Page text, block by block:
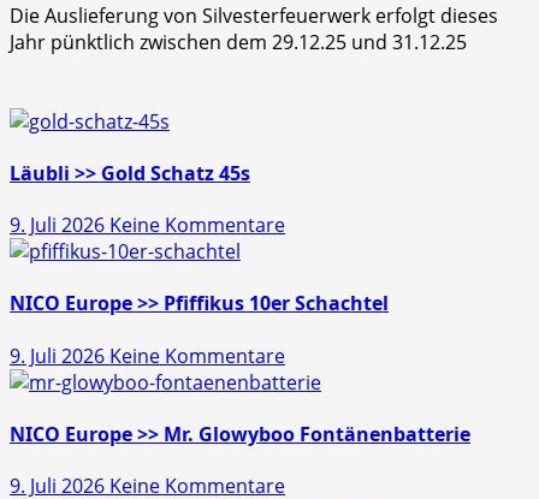
Die Auslieferung von Silvesterfeuerwerk erfolgt dieses
Jahr pünktlich zwischen dem 29.12.25 und 31.12.25
Läubli >> Gold Schatz 45s
9. Juli 2026 Keine Kommentarezu
Gold
45s
NICO Europe >> Pfiffikus 10er Schachtel
9. Juli 2026 Keine Kommentarezu
NICO
>>
10er
NICO Europe >> Mr. Glowyboo Fontänenbatterie
9. Juli 2026 Keine Kommentarezu